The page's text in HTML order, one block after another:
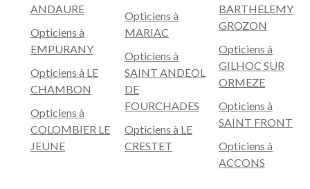
ANDAURE
Opticiens à
EMPURANY
Opticiens à LE
CHAMBON
Opticiens à
COLOMBIER LE
JEUNE
Opticiens à
MARIAC
Opticiens à
SAINT ANDEOL
DE
FOURCHADES
Opticiens à LE
CRESTET
BARTHELEMY
GROZON
Opticiens à
GILHOC SUR
ORMEZE
Opticiens à
SAINT FRONT
Opticiens à
ACCONS